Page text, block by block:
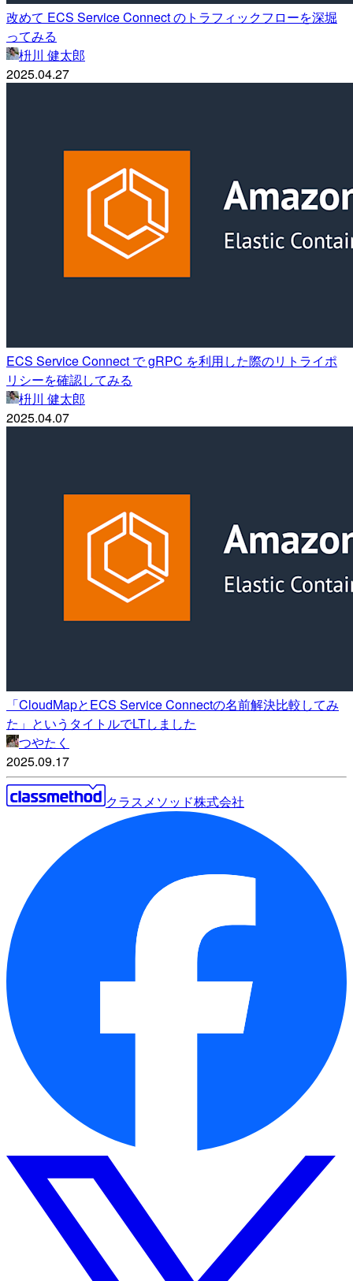
改めて ECS Service Connect のトラフィックフローを深堀
ってみる
枡川 健太郎
2025.04.27
ECS Service Connect で gRPC を利用した際のリトライポ
リシーを確認してみる
枡川 健太郎
2025.04.07
「CloudMapとECS Service Connectの名前解決比較してみ
た」というタイトルでLTしました
つやたく
2025.09.17
クラスメソッド株式会社